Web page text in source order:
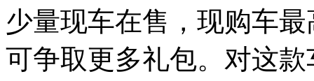
少量现车在售，现购车
可争取更多礼包。对这